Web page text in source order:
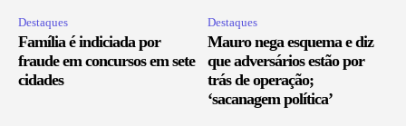
Destaques
Família é indiciada por
fraude em concursos em sete
cidades
Destaques
Mauro nega esquema e diz
que adversários estão por
trás de operação;
‘sacanagem política’